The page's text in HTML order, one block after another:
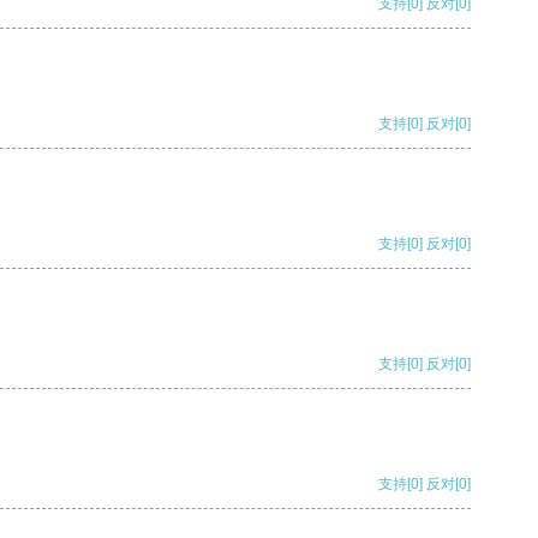
支持 [0] 反对 [0]
支持[0] 反对[0]
支持[0] 反对[0]
支持[0] 反对[0]
支持[0] 反对[0]